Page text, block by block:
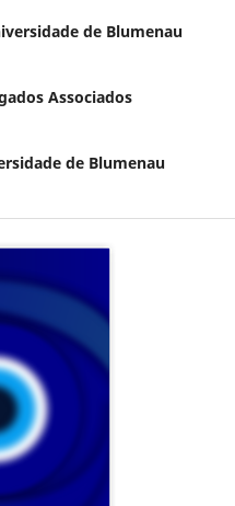
de Blumenau
Associados
de Blumenau